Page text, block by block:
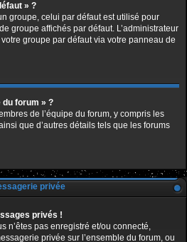
» ?
groupe, celui par défaut est utilisé pour
groupe affichés par défaut. L’administrateur
groupe par défaut via votre panneau de
du forum » ?
de l’équipe du forum, y compris les
que d’autres détails tels que les forums
privée
privés !
n’êtes pas enregistré et/ou connecté,
privée sur l’ensemble du forum, ou